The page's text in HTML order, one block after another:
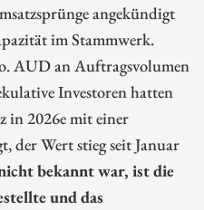
angekündigt
im Stammwerk.
AUD an Auftragsvolumen
Investoren hatten
in 2026e mit einer
der Wert stieg seit Januar
bekannt war, ist die
und das